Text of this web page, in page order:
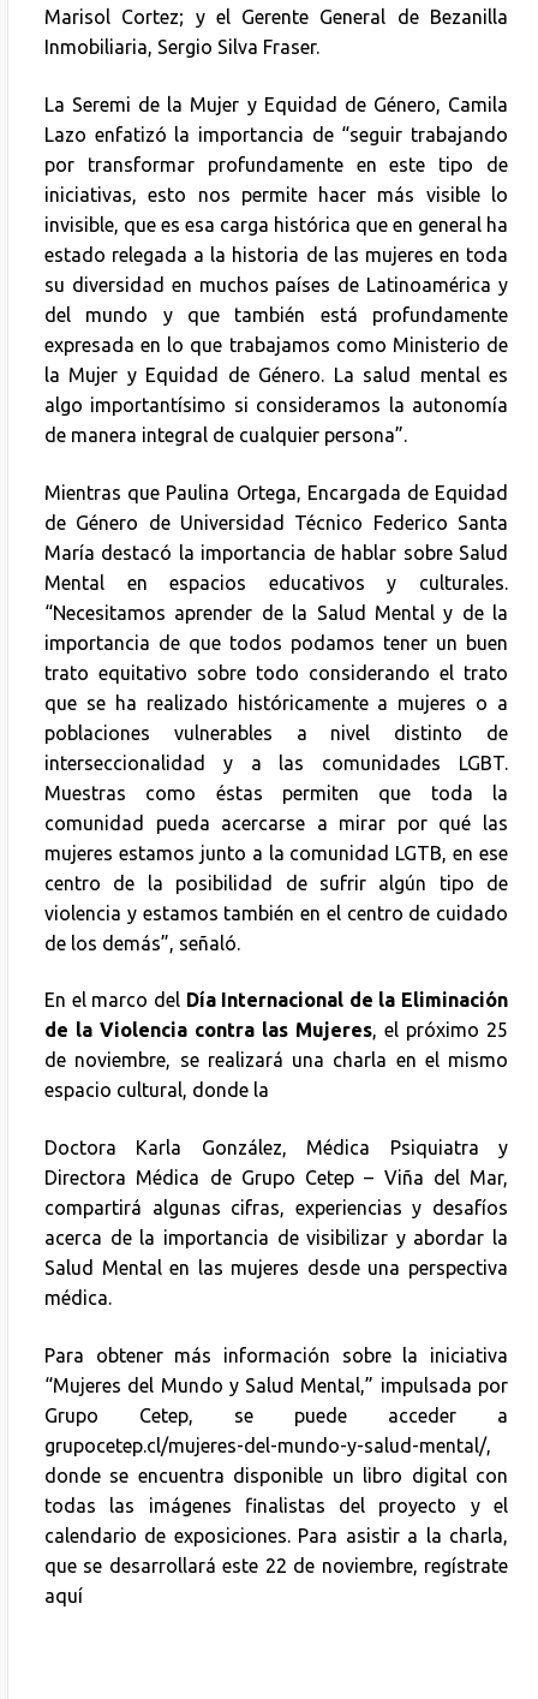
Marisol Cortez; y el Gerente General de Bezanilla
Inmobiliaria, Sergio Silva Fraser.
La Seremi de la Mujer y Equidad de Género, Camila
Lazo enfatizó la importancia de “seguir trabajando
por transformar profundamente en este tipo de
iniciativas, esto nos permite hacer más visible lo
invisible, que es esa carga histórica que en general ha
estado relegada a la historia de las mujeres en toda
su diversidad en muchos países de Latinoamérica y
del mundo y que también está profundamente
expresada en lo que trabajamos como Ministerio de
la Mujer y Equidad de Género. La salud mental es
algo importantísimo si consideramos la autonomía
de manera integral de cualquier persona”.
Mientras que Paulina Ortega, Encargada de Equidad
de Género de Universidad Técnico Federico Santa
María destacó la importancia de hablar sobre Salud
Mental en espacios educativos y culturales.
“Necesitamos aprender de la Salud Mental y de la
importancia de que todos podamos tener un buen
trato equitativo sobre todo considerando el trato
que se ha realizado históricamente a mujeres o a
poblaciones vulnerables a nivel distinto de
interseccionalidad y a las comunidades LGBT.
Muestras como éstas permiten que toda la
comunidad pueda acercarse a mirar por qué las
mujeres estamos junto a la comunidad LGTB, en ese
centro de la posibilidad de sufrir algún tipo de
violencia y estamos también en el centro de cuidado
de los demás”, señaló.
En el marco delDía Internacional de la Eliminación
de la Violencia contra las Mujeres, el próximo 25
de noviembre, se realizará una charla en el mismo
espacio cultural, donde la
Doctora Karla González, Médica Psiquiatra y
Directora Médica de Grupo Cetep – Viña del Mar,
compartirá algunas cifras, experiencias y desafíos
acerca de la importancia de visibilizar y abordar la
Salud Mental en las mujeres desde una perspectiva
médica.
Para obtener más información sobre la iniciativa
“Mujeres del Mundo y Salud Mental,” impulsada por
Grupo Cetep, se puede acceder a
grupocetep.cl/mujeres-del-mundo-y-salud-mental/,
donde se encuentra disponible un libro digital con
todas las imágenes finalistas del proyecto y el
calendario de exposiciones. Para asistir a la charla,
que se desarrollará este 22 de noviembre, regístrate
aquí